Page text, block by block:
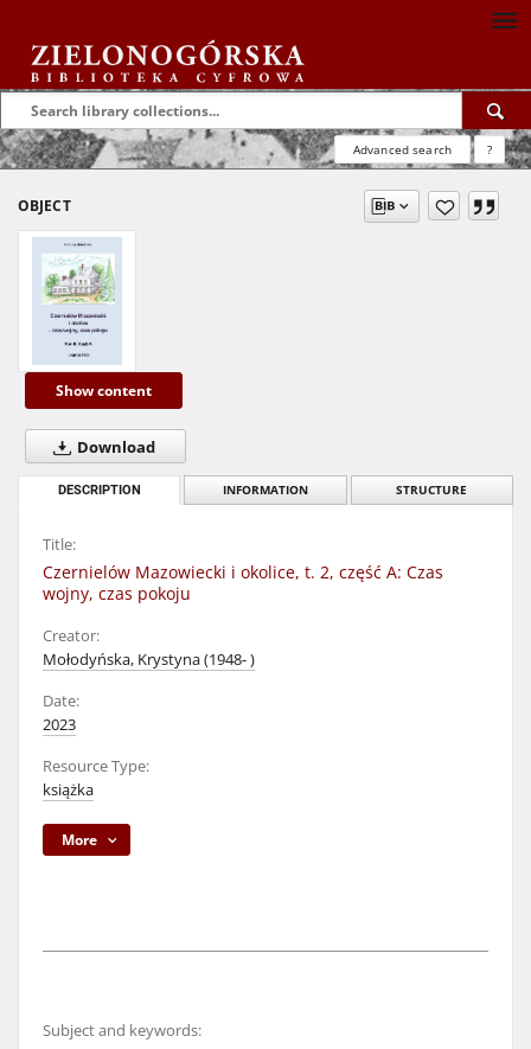
Advanced search ?
OBJECT
Show content
Download
DESCRIPTION INFORMATION STRUCTURE
Title:
Czernielów Mazowiecki i okolice, t. 2, część A: Czas
wojny, czas pokoju
Creator:
Mołodyńska, Krystyna (1948- )
Date:
2023
Resource Type:
książka
More
Subject and keywords: